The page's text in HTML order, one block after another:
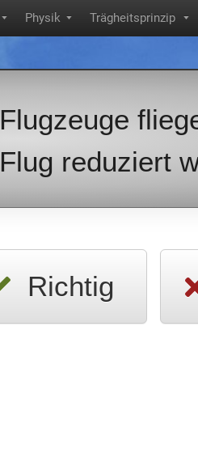
▼ Physik ▼ Trägheitsprinzip ▼
Flugzeuge
Flug reduziert
Richtig